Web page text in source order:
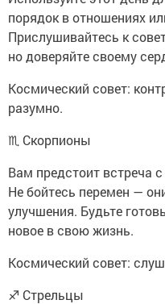
порядок в отношениях
Прислушивайтесь к
но доверяйте своему
Космический совет:
разумно.
♏ Скорпионы
Вам предстоит встреча
Не бойтесь перемен —
улучшения. Будьте
новое в свою жизнь.
Космический совет:
♐ Стрельцы